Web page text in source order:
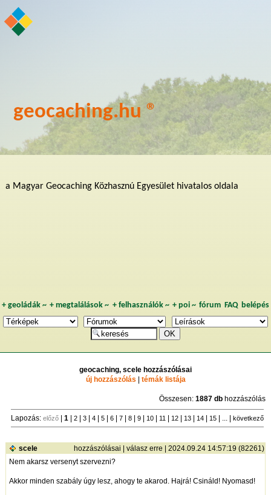
geocaching.hu ®
a Magyar Geocaching Közhasznú Egyesület hivatalos oldala
+ geoládák~ +megtalálások ~ + felhasználók~ + poi~ fórum FAQ belépés
geocaching, scele hozzászólásai
új hozzászólás | témák listája
Összesen:1887 db hozzászólás
Lapozás:előző |1 | 2 | 3 | 4 | 5 | 6 | 7 | 8 | 9 | 10 | 11 | 12 | 13 | 14 | 15 | ... |következő
scele hozzászólásai |válasz erre | 2024.09.24 14:57:19 (82261)
Nem akarsz versenyt szervezni?
Akkor minden szabály úgy lesz, ahogy te akarod. Hajrá! Csináld! Nyomasd!